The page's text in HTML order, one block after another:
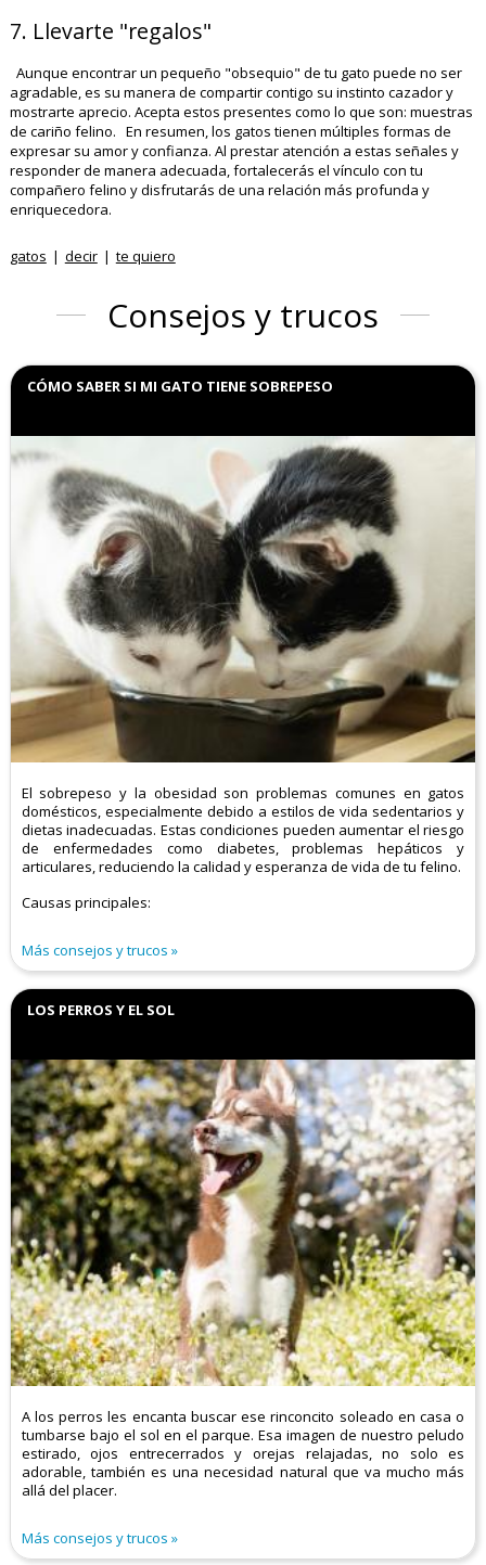
7. Llevarte "regalos"
Aunque encontrar un pequeño "obsequio" de tu gato puede no ser
agradable, es su manera de compartir contigo su instinto cazador y
mostrarte aprecio. Acepta estos presentes como lo que son: muestras
de cariño felino. En resumen, los gatos tienen múltiples formas de
expresar su amor y confianza. Al prestar atención a estas señales y
responder de manera adecuada, fortalecerás el vínculo con tu
compañero felino y disfrutarás de una relación más profunda y
enriquecedora.
gatos decir te quiero
Consejos y trucos
CÓMO SABER SI MI GATO TIENE SOBREPESO
El sobrepeso y la obesidad son problemas comunes en gatos
domésticos, especialmente debido a estilos de vida sedentarios y
dietas inadecuadas. Estas condiciones pueden aumentar el riesgo
de enfermedades como diabetes, problemas hepáticos y
articulares, reduciendo la calidad y esperanza de vida de tu felino.​
Causas principales:
Más consejos y trucos
LOS PERROS Y EL SOL
A los perros les encanta buscar ese rinconcito soleado en casa o
tumbarse bajo el sol en el parque. Esa imagen de nuestro peludo
estirado, ojos entrecerrados y orejas relajadas, no solo es
adorable, también es una necesidad natural que va mucho más
allá del placer.
Más consejos y trucos